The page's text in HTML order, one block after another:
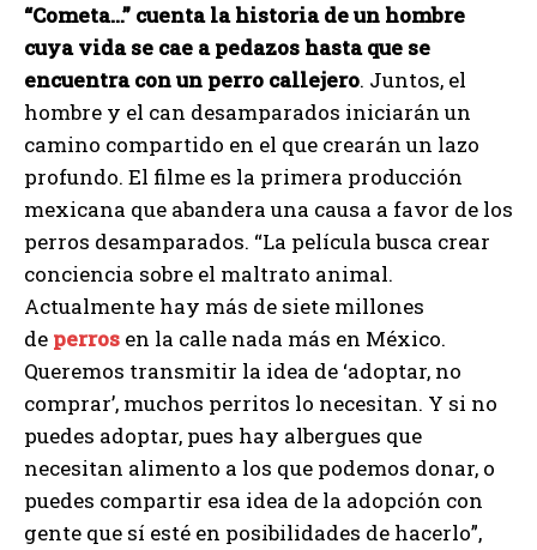
“Cometa…” cuenta la historia de un hombre
cuya vida se cae a pedazos hasta que se
encuentra con un perro callejero. Juntos, el
hombre y el can desamparados iniciarán un
camino compartido en el que crearán un lazo
profundo. El filme es la primera producción
mexicana que abandera una causa a favor de los
perros desamparados. “La película busca crear
conciencia sobre el maltrato animal.
Actualmente hay más de siete millones
de perros en la calle nada más en México.
Queremos transmitir la idea de ‘adoptar, no
comprar’, muchos perritos lo necesitan. Y si no
puedes adoptar, pues hay albergues que
necesitan alimento a los que podemos donar, o
puedes compartir esa idea de la adopción con
gente que sí esté en posibilidades de hacerlo”,